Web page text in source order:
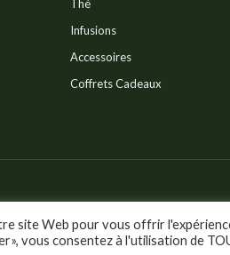
Thé
Infusions
Accessoires
Coffrets Cadeaux
site Web pour vous offrir
vous consentez à l'utilisation de